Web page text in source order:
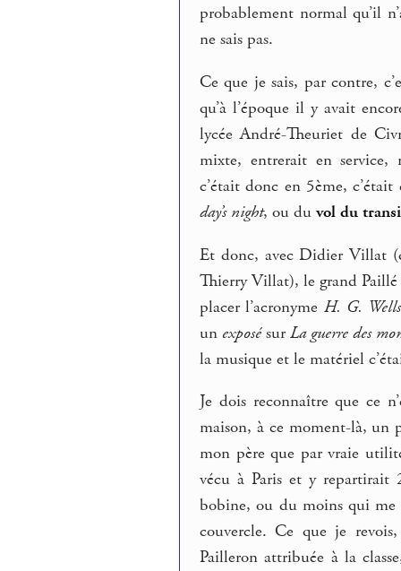
probablement normal qu’il
ne sais pas.
Ce que je sais, par contre,
qu’à l’époque il y avait
lycée André-Theuriet de
mixte, entrerait en service,
c’était donc en 5ème,
day’s night, ou duvol du
Et donc, avec Didier Villat
Thierry Villat), le grand
placer l’acronyme H. G. Wells
unexposésurLa guerre des
la musique et le matériel
Je dois reconnaître que ce
maison, à ce moment-là, un
mon père que par vraie
vécu à Paris et y repartirait
bobine, ou du moins qui me
couvercle. Ce que je
Pailleron attribuée à la